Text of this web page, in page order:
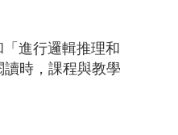
進行邏輯推理和
時，課程與教學